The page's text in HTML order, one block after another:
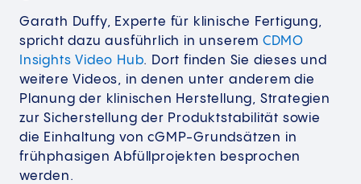
Garath Duffy, Experte für klinische Fertigung,
spricht dazu ausführlich in unserem CDMO
Insights Video Hub. Dort finden Sie dieses und
weitere Videos, in denen unter anderem die
Planung der klinischen Herstellung, Strategien
zur Sicherstellung der Produktstabilität sowie
die Einhaltung von cGMP-Grundsätzen in
frühphasigen Abfüllprojekten besprochen
werden.